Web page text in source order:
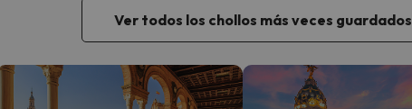
Ver todos los chollos más veces guardados